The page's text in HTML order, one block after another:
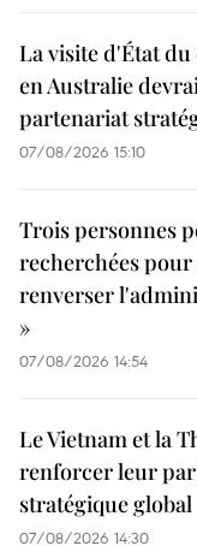
La visite d'État
en Australie
partenariat
07/08/2026 15:10
Trois personnes
recherchées pour
renverser
»
07/08/2026 14:54
Le Vietnam et la
renforcer leur
stratégique global
07/08/2026 14:30